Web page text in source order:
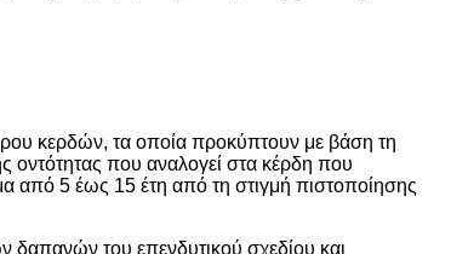
κερδών, τα οποία προκύπτουν με βάση τη
οντότητας που αναλογεί στα κέρδη που
από 5 έως 15 έτη από τη στιγμή πιστοποίησης
δαπανών του επενδυτικού σχεδίου και